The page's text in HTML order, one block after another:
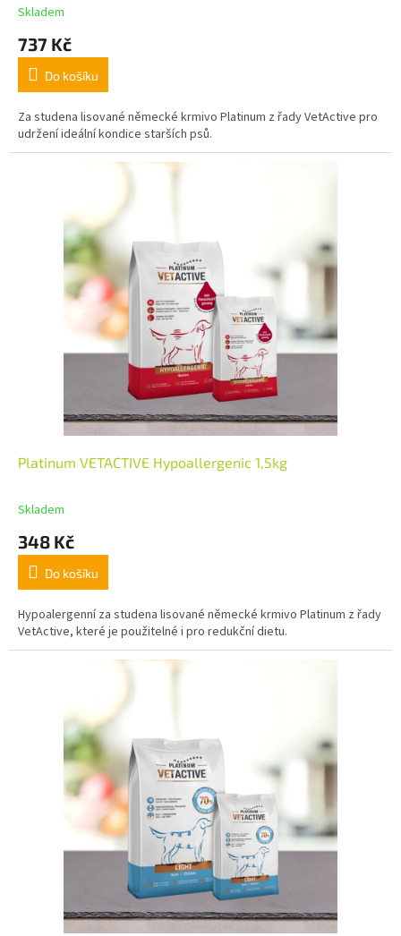
Skladem
737 Kč
Do košíku
Za studena lisované německé krmivo Platinum z řady VetActive pro
udržení ideální kondice starších psů.
Platinum VETACTIVE Hypoallergenic 1,5kg
Skladem
348 Kč
Do košíku
Hypoalergenní za studena lisované německé krmivo Platinum z řady
VetActive, které je použitelné i pro redukční dietu.